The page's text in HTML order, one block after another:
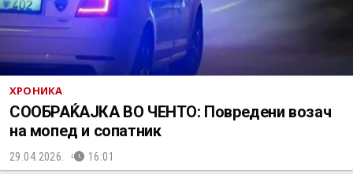
ХРОНИКА
СООБРАЌАЈКА ВО ЧЕНТО: Повредени возач
на мопед и сопатник
29.04.2026. 16:01